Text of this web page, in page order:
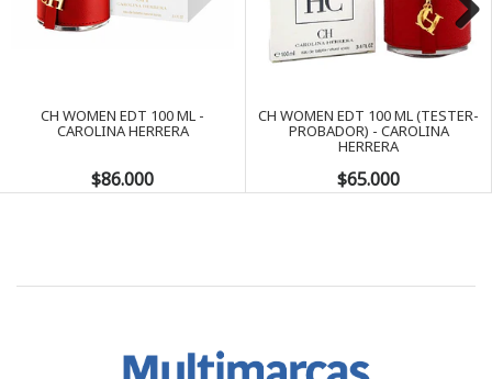
CH WOMEN EDT 100 ML -
CAROLINA HERRERA
$86.000
CH WOMEN EDT 100 ML (TESTER-
PROBADOR) - CAROLINA
HERRERA
$65.000
Next